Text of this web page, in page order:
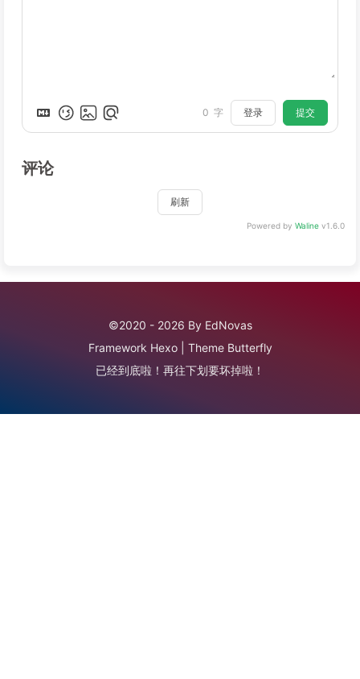
0 字 登录 提交
评论
刷新
Powered by Waline v1.6.0
©2020 - 2026 By EdNovas
Framework Hexo Theme Butterfly
已经到底啦！再往下划要坏掉啦！